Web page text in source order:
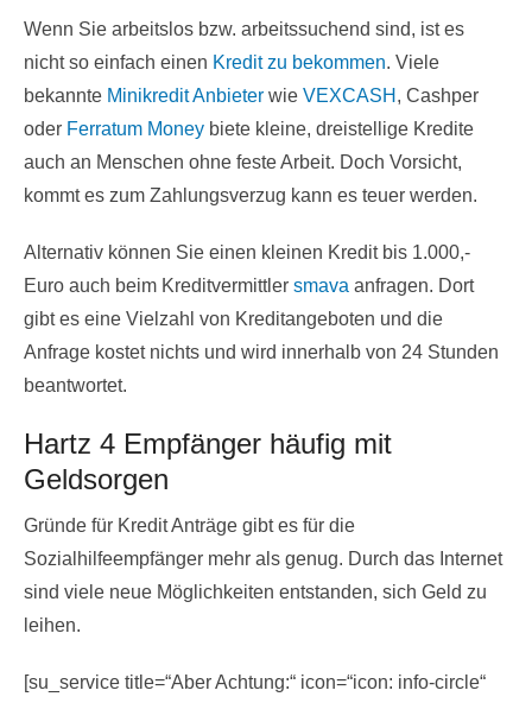
Wenn Sie arbeitslos bzw. arbeitssuchend sind, ist es
nicht so einfach einen Kredit zu bekommen. Viele
bekannte Minikredit Anbieter wie VEXCASH , Cashper
oder Ferratum Money biete kleine, dreistellige Kredite
auch an Menschen ohne feste Arbeit. Doch Vorsicht,
kommt es zum Zahlungsverzug kann es teuer werden.
Alternativ können Sie einen kleinen Kredit bis 1.000,-
Euro auch beim Kreditvermittler smava anfragen. Dort
gibt es eine Vielzahl von Kreditangeboten und die
Anfrage kostet nichts und wird innerhalb von 24 Stunden
beantwortet.
Hartz 4 Empfänger häufig mit
Geldsorgen
Gründe für Kredit Anträge gibt es für die
Sozialhilfeempfänger mehr als genug. Durch das Internet
sind viele neue Möglichkeiten entstanden, sich Geld zu
leihen.
[su_service title=“Aber Achtung:“ icon=“icon: info-circle“